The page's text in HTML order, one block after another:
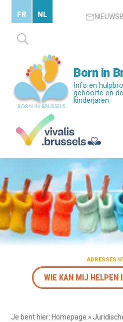
content
Zoeken
naar:
FR NL
Born in
Info en
geboorte en
kinderjaren
ADRESSES
WIE KAN MIJ HELPEN
Je bent hier: Homepage »